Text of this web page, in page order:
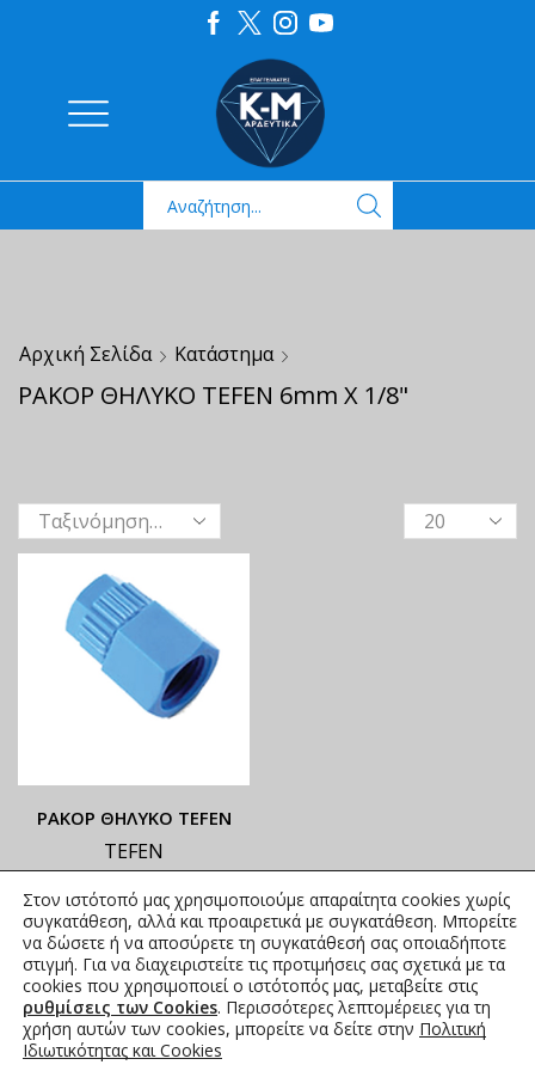
Αρχική Σελίδα Κατάστημα
ΡΑΚΟΡ ΘΗΛΥΚΟ TEFEN 6mm X 1/8"
ΡΑΚΟΡ ΘΗΛΥΚΟ TEFEN
TEFEN
ΑΝΑΓΡΑΦΟΝΤΑΙ ΣΤΟ
ΑΝΗΡΤΗΜΕΝΟ PDF
0,00€ συμπ. Φ.Π.Α.
Στον ιστότοπό μας χρησιμοποιούμε απαραίτητα cookies χωρίς
συγκατάθεση, αλλά και προαιρετικά με συγκατάθεση. Μπορείτε
να δώσετε ή να αποσύρετε τη συγκατάθεσή σας οποιαδήποτε
στιγμή. Για να διαχειριστείτε τις προτιμήσεις σας σχετικά με τα
cookies που χρησιμοποιεί ο ιστότοπός μας, μεταβείτε στις
ρυθμίσεις των Cookies. Περισσότερες λεπτομέρειες για τη
χρήση αυτών των cookies, μπορείτε να δείτε στην Πολιτική
Ιδιωτικότητας και Cookies